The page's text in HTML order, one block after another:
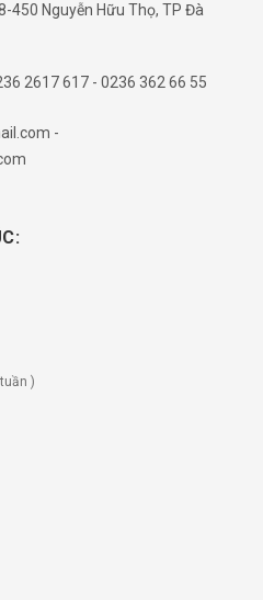
450 Nguyễn Hữu Thọ, TP Đà
2617 617 - 0236 362 66 55
-
)